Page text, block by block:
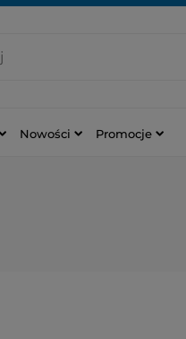
Nowości Promocje